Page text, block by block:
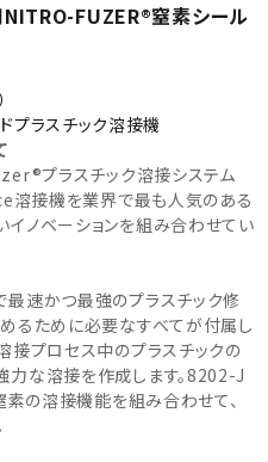
FUZER®窒素シール
プラスチック溶接機
プラスチック溶接システム
溶接機を業界で最も人気のある
ノベーションを組み合わせてい
最速かつ最強のプラスチック修
るために必要なすべてが付属し
接プロセス中のプラスチックの
力な溶接を作成します。8202-J
の溶接機能を組み合わせて、